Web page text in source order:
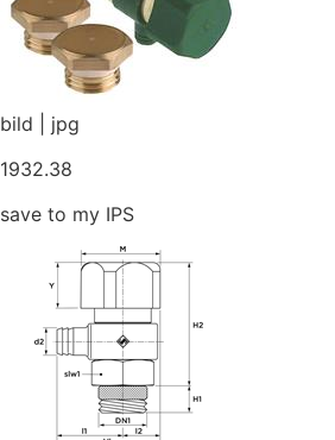
bild | jpg
1932.38
save to my IPS